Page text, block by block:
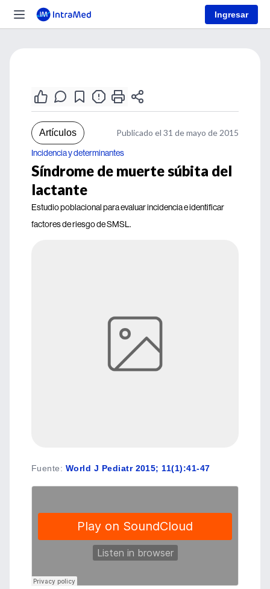
Ingresar
Artículos Publicado el 31 de mayo de 2015
Incidencia y determinantes
Síndrome de muerte súbita del
lactante
Estudio poblacional para evaluar incidencia e identificar
factores de riesgo de SMSL.
Fuente: World J Pediatr 2015; 11(1):41-47